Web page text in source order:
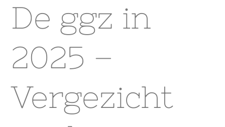
De ggz in
2025 –
Vergezicht